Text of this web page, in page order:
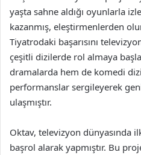
yaşta sahne aldığı oyunlarla
kazanmış, eleştirmenlerden
Tiyatrodaki başarısını
çeşitli dizilerde rol almaya
dramalarda hem de komedi
performanslar sergileyerek
ulaşmıştır.
Oktav, televizyon dünyasında
başrol alarak yapmıştır. Bu